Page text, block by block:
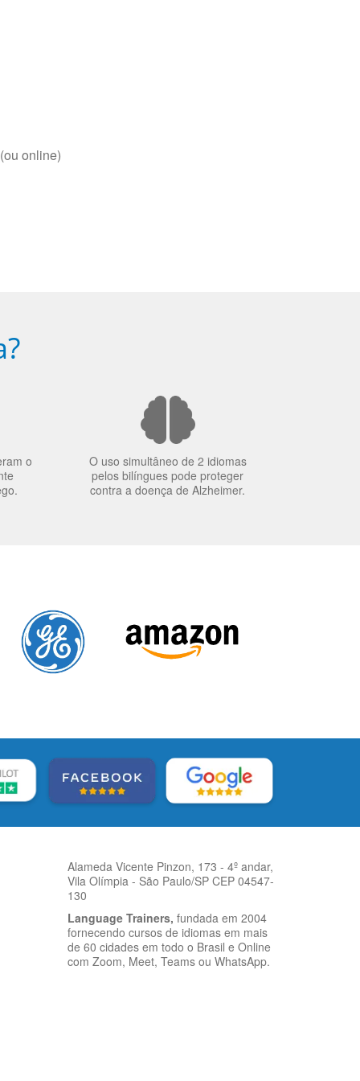
online)
o
O uso simultâneo de 2 idiomas
pelos bilíngues pode proteger
contra a doença de Alzheimer.
Alameda Vicente Pinzon, 173 - 4º andar,
Vila Olímpia - São Paulo/SP CEP 04547-
130
Language Trainers, fundada em 2004
fornecendo cursos de idiomas em mais
de 60 cidades em todo o Brasil e Online
com Zoom, Meet, Teams ou WhatsApp.